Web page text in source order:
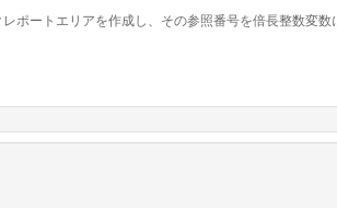
ポートエリアを作成し、その参照番号を倍長整数変数